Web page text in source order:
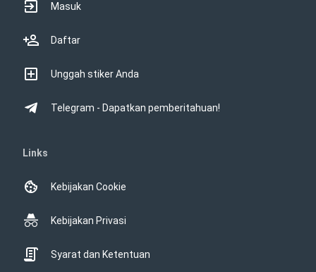
Masuk
Daftar
Unggah stiker Anda
Telegram - Dapatkan pemberitahuan!
Links
Kebijakan Cookie
Kebijakan Privasi
Syarat dan Ketentuan